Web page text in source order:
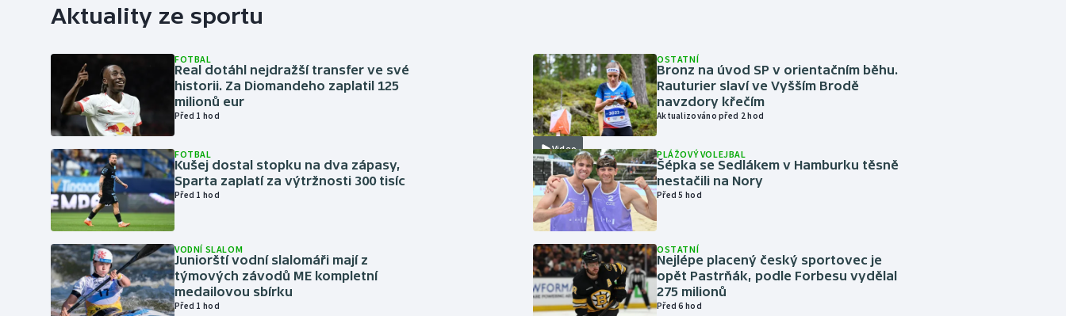
Aktuality ze sportu
FOTBAL
Real dotáhl nejdražší transfer ve své
historii. Za Diomandeho zaplatil 125
milionů eur
Před 1 hod
FOTBAL
Kušej dostal stopku na dva zápasy,
Sparta zaplatí za výtržnosti 300 tisíc
Před 1 hod
VODNÍ SLALOM
Juniorští vodní slalomáři mají z
týmových závodů ME kompletní
medailovou sbírku
Před 1 hod
Video
OSTATNÍ
Bronz na úvod SP v orientačním běhu.
Rauturier slaví ve Vyšším Brodě
navzdory křečím
Aktualizováno před 2 hod
PLÁŽOVÝ VOLEJBAL
Šépka se Sedlákem v Hamburku těsně
nestačili na Nory
Před 5 hod
OSTATNÍ
Nejlépe placený český sportovec je
opět Pastrňák, podle Forbesu vydělal
275 milionů
Před 6 hod